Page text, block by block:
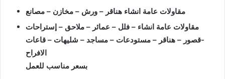
مقاولات عامة انشاء هناقر – ورش – مخازن – مصانع
مقاولات عامة انشاء – فلل – عمائر – ملاحق – إستراحات
-قصور – هناقر – مستودعات – مساجد – شليهات – قاعات
الافراح
بسعر مناسب للعمل